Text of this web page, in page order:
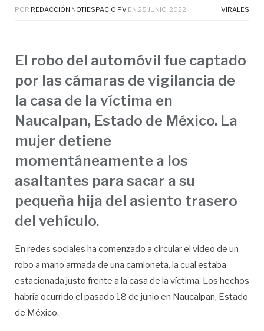
POR REDACCIÓN NOTIESPACIO PV EN 25 JUNIO, 2022 VIRALES
El robo del automóvil fue captado
por las cámaras de vigilancia de
la casa de la víctima en
Naucalpan, Estado de México. La
mujer detiene
momentáneamente a los
asaltantes para sacar a su
pequeña hija del asiento trasero
del vehículo.
En redes sociales ha comenzado a circular el video de un
robo a mano armada de una camioneta, la cual estaba
estacionada justo frente a la casa de la víctima. Los hechos
habría ocurrido el pasado 18 de junio en Naucalpan, Estado
de México.